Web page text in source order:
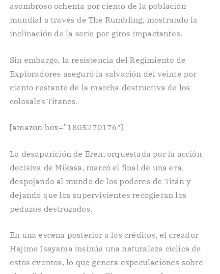
asombroso ochenta por ciento de la población
mundial a través de The Rumbling, mostrando la
inclinación de la serie por giros impactantes.
Sin embargo, la resistencia del Regimiento de
Exploradores aseguró la salvación del veinte por
ciento restante de la marcha destructiva de los
colosales Titanes.
[amazon box=”1805270176″]
La desaparición de Eren, orquestada por la acción
decisiva de Mikasa, marcó el final de una era,
despojando al mundo de los poderes de Titán y
dejando que los supervivientes recogieran los
pedazos destrozados.
En una escena posterior a los créditos, el creador
Hajime Isayama insinúa una naturaleza cíclica de
estos eventos, lo que genera especulaciones sobre